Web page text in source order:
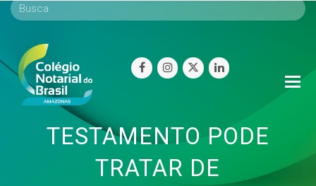
facebookinstagram
twitterlinkedin
TESTAMENTO PODE
TRATAR DE